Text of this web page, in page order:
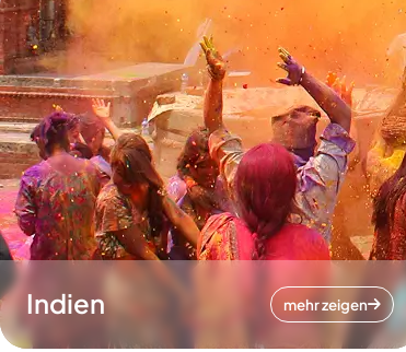
Indien mehr zeigen